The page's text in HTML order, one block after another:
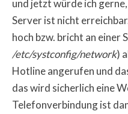
und jetzt würde ich
Server ist nicht
hoch bzw. bricht an einer
/etc/systconfig/network)
Hotline angerufen und
das wird sicherlich eine
Telefonverbindung ist